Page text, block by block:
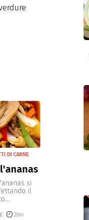
DI CARNE
si
il
20m